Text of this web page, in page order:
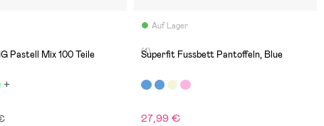
Pastell Mix 100 Teile
Auf Lager
(1)
Superfit Fussbett Pantoffeln, Blue
27,99 €